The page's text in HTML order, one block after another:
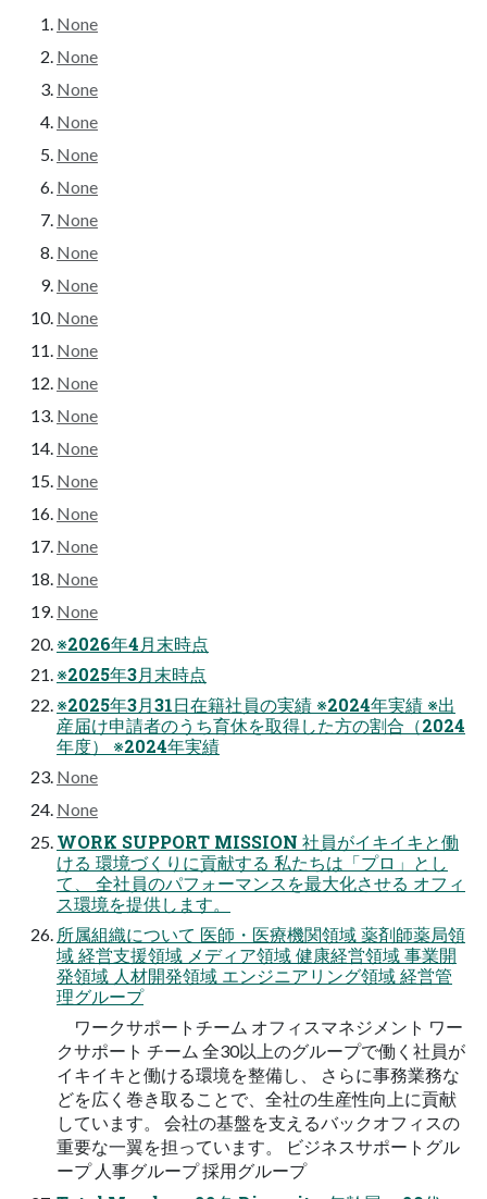
None
None
None
None
None
None
None
None
None
None
None
None
None
None
None
None
None
None
None
※2026年4月末時点
※2025年3月末時点
※2025年3月31日在籍社員の実績 ※2024年実績 ※出
産届け申請者のうち育休を取得した方の割合（2024
年度） ※2024年実績
None
None
WORK SUPPORT MISSION 社員がイキイキと働
ける 環境づくりに貢献する 私たちは「プロ」とし
て、 全社員のパフォーマンスを最大化させる オフィ
ス環境を提供します。
所属組織について 医師・医療機関領域 薬剤師薬局領
域 経営支援領域 メディア領域 健康経営領域 事業開
発領域 人材開発領域 エンジニアリング領域 経営管
理グループ
ワークサポートチーム オフィスマネジメント ワー
クサポート チーム 全30以上のグループで働く社員が
イキイキと働ける環境を整備し、 さらに事務業務な
どを広く巻き取ることで、全社の生産性向上に貢献
しています。 会社の基盤を支えるバックオフィスの
重要な一翼を担っています。 ビジネスサポートグル
ープ 人事グループ 採用グループ